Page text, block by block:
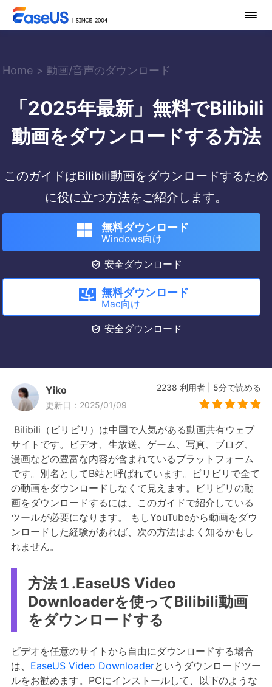
Home > 動画/音声のダウンロード
「2025年最新」無料でBilibili
動画をダウンロードする方法
このガイドはBilibili動画をダウンロードするため
に役に立つ方法をご紹介します。
無料ダウンロード
Windows向け
 安全ダウンロード
無料ダウンロード
Mac向け
 安全ダウンロード
Yiko
更新日：2025/01/09
2238 利用者 5分で読める
Bilibili（ビリビリ）は中国で人気がある動画共有ウェブ
サイトです。ビデオ、生放送、ゲーム、写真、ブログ、
漫画などの豊富な内容が含まれているプラットフォーム
です。別名としてB站と呼ばれています。ビリビリで全て
の動画をダウンロードしなくて見えます。ビリビリの動
画をダウンロードするには、このガイドで紹介している
ツールが必要になります。 もしYouTubeから動画をダウ
ンロードした経験があれば、次の方法はよく知るかもし
れません。
方法１.EaseUS Video
Downloaderを使ってBilibili動画
をダウンロードする
ビデオを任意のサイトから自由にダウンロードする場合
は、 EaseUS Video Downloaderというダウンロードツー
ルをお勧めます。PCにインストールして、以下のような